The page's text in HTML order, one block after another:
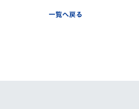
一覧へ戻る